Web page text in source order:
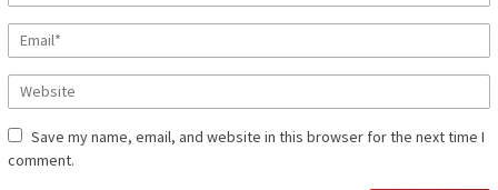
Save my name, email, and website in this browser for the next time I
comment.